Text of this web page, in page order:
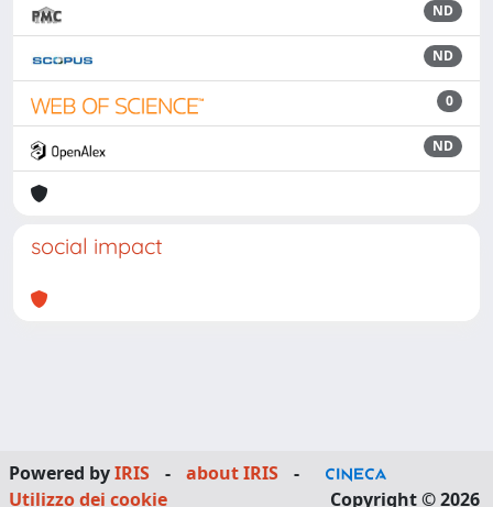
ND
ND
0
ND
social impact
Powered byIRIS - about IRIS
-
Utilizzo dei cookie
Copyright © 2026